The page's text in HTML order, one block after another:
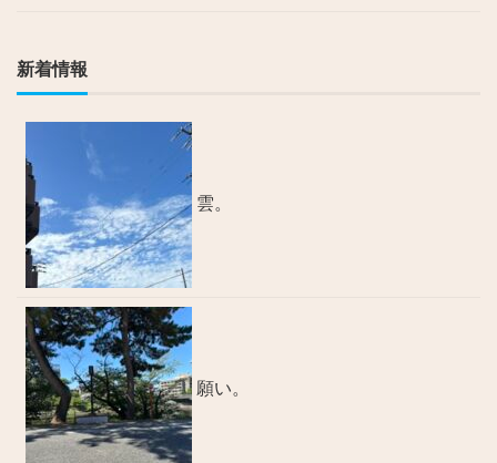
新着情報
雲。
願い。